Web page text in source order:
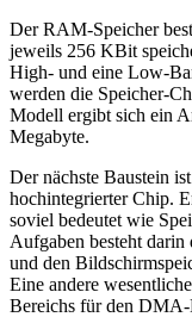
Der RAM-Speicher
jeweils 256 KBit
High- und eine Low-
werden die Speicher-
Modell ergibt sich ein
Megabyte.
Der nächste Baustein
hochintegrierter Chip.
soviel bedeutet wie
Aufgaben besteht
und den
Eine andere
Bereichs für den DMA-